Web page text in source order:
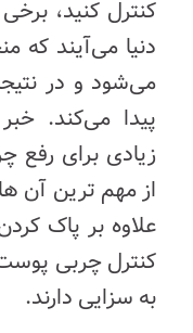
کنترل کنید،
دنیا می‌آیند که
می‌شود و در
پیدا می‌کند.
زیادی برای رفع
از مهم ترین آن
علاوه بر پاک
کنترل چربی
به سزایی دارند.